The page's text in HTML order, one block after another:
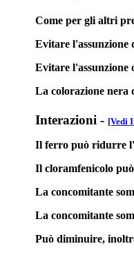
Come per gli altri
Evitare l'assunzione
Evitare l'assunzione
La colorazione nera
Interazioni - [Vedi
Il ferro può ridurre
Il cloramfenicolo
La concomitante
La concomitante
Può diminuire,